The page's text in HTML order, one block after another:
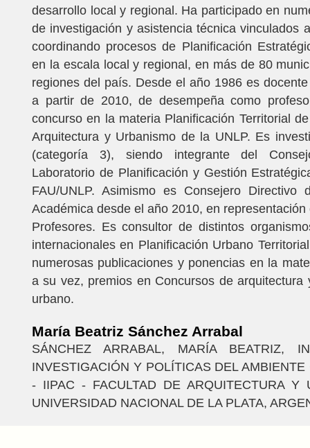
desarrollo local y regional. Ha participado en
de investigación y asistencia técnica vinculados
coordinando procesos de Planificación
en la escala local y regional, en más de 80
regiones del país. Desde el año 1986 es
a partir de 2010, de desempeña como
concurso en la materia Planificación Territorial
Arquitectura y Urbanismo de la UNLP. Es
(categoría 3), siendo integrante del
Laboratorio de Planificación y Gestión
FAU/UNLP. Asimismo es Consejero Directivo
Académica desde el año 2010, en
Profesores. Es consultor de distintos
internacionales en Planificación Urbano
numerosas publicaciones y ponencias en la
a su vez, premios en Concursos de arquitectura
urbano.
María Beatriz Sánchez Arrabal
SÁNCHEZ ARRABAL, MARÍA BEATRIZ,
INVESTIGACIÓN Y POLÍTICAS DEL AMBIENTE
- IIPAC - FACULTAD DE ARQUITECTURA Y
UNIVERSIDAD NACIONAL DE LA PLATA,